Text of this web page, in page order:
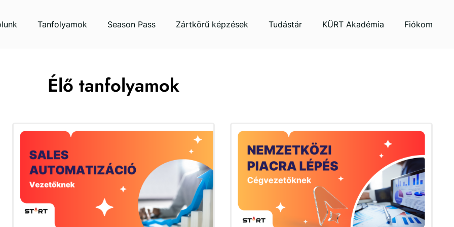
Tanfolyamok Season Pass Zártkörű képzések Tudástár KÜRT Akadémia Fiókom
Élő tanfolyamok